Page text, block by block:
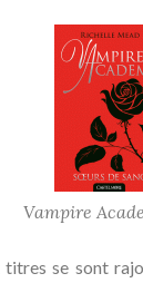
Vampire
se sont